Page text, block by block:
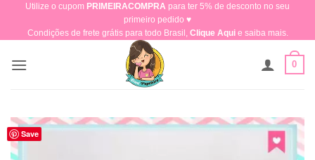
content
Utilize o cupom PRIMEIRACOMPRA para ter 5% de desconto no seu
primeiro pedido ♥​
Condições de frete grátis para todo Brasil, Clique Aquie saiba mais.
0
Save